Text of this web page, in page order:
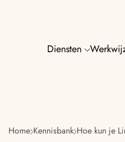
Diensten
jouw marketing — van
Home Kennisbank Hoe kun je